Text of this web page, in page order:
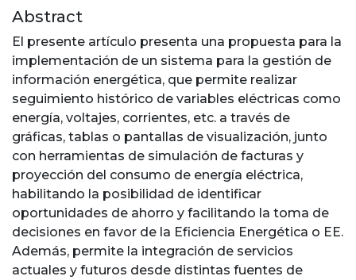
Abstract
El presente artículo presenta una propuesta para la
implementación de un sistema para la gestión de
información energética, que permite realizar
seguimiento histórico de variables eléctricas como
energía, voltajes, corrientes, etc. a través de
gráficas, tablas o pantallas de visualización, junto
con herramientas de simulación de facturas y
proyección del consumo de energía eléctrica,
habilitando la posibilidad de identificar
oportunidades de ahorro y facilitando la toma de
decisiones en favor de la Eficiencia Energética o EE.
Además, permite la integración de servicios
actuales y futuros desde distintas fuentes de